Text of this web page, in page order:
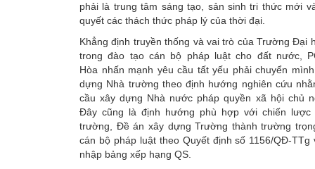
phải là trung tâm sáng tạo, sản sinh tri thức mới
quyết các thách thức pháp lý của thời đại.
Khẳng định truyền thống và vai trò của Trường Đại
trong đào tạo cán bộ pháp luật cho đất nước,
Hòa nhấn mạnh yêu cầu tất yếu phải chuyển
dựng Nhà trường theo định hướng nghiên cứu
cầu xây dựng Nhà nước pháp quyền xã hội chủ
Đây cũng là định hướng phù hợp với chiến lược
trường, Đề án xây dựng Trường thành trường
cán bộ pháp luật theo Quyết định số 1156/QĐ-TTg
nhập bảng xếp hạng QS.